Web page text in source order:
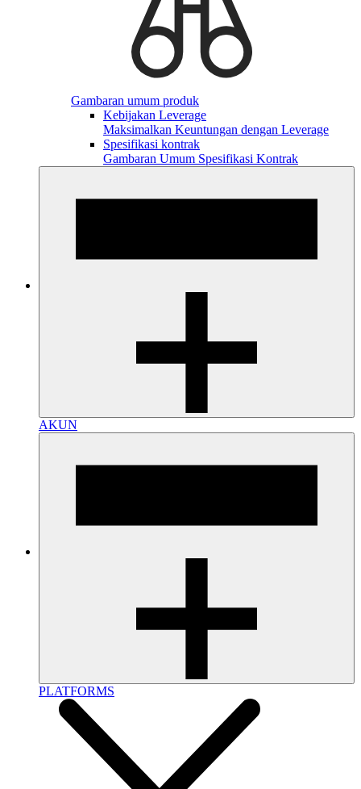
Gambaran umum produk
Kebijakan Leverage
Maksimalkan Keuntungan dengan Leverage
Spesifikasi kontrak
Gambaran Umum Spesifikasi Kontrak
AKUN
PLATFORMS